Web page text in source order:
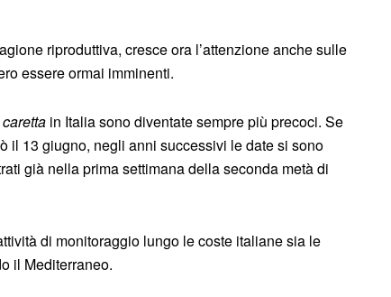
riproduttiva, cresce ora l’attenzione anche sulle
essere ormai imminenti.
in Italia sono diventate sempre più precoci. Se
il 13 giugno, negli anni successivi le date si sono
già nella prima settimana della seconda metà di
di monitoraggio lungo le coste italiane sia le
il Mediterraneo.